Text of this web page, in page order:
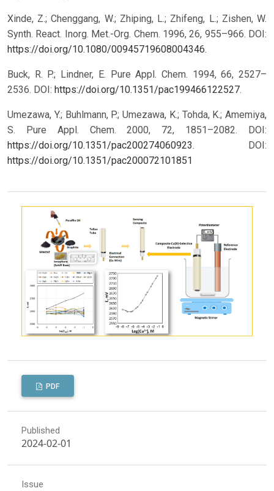
Xinde, Z.; Chenggang, W.; Zhiping, L.; Zhifeng, L.; Zishen, W.
Synth. React. Inorg. Met.-Org. Chem. 1996, 26, 955–966. DOI:
https://doi.org/10.1080/00945719608004346.
Buck, R. P.; Lindner, E. Pure Appl. Chem. 1994, 66, 2527–
2536. DOI: https://doi.org/10.1351/pac199466122527.
Umezawa, Y.; Buhlmann, P.; Umezawa, K.; Tohda, K.; Amemiya,
S. Pure Appl. Chem. 2000, 72, 1851–2082. DOI:
https://doi.org/10.1351/pac200274060923. DOI:
https://doi.org/10.1351/pac200072101851
PDF
Published
2024-02-01
Issue